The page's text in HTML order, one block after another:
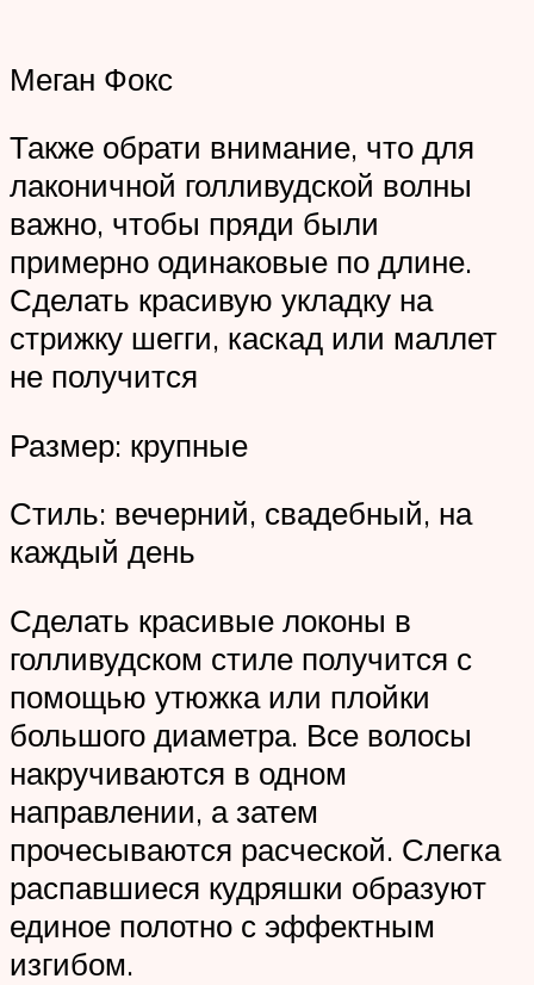
Меган Фокс
Также обрати внимание, что для
лаконичной голливудской волны
важно, чтобы пряди были
примерно одинаковые по длине.
Сделать красивую укладку на
стрижку шегги, каскад или маллет
не получится
Размер: крупные
Стиль: вечерний, свадебный, на
каждый день
Сделать красивые локоны в
голливудском стиле получится с
помощью утюжка или плойки
большого диаметра. Все волосы
накручиваются в одном
направлении, а затем
прочесываются расческой. Слегка
распавшиеся кудряшки образуют
единое полотно с эффектным
изгибом.